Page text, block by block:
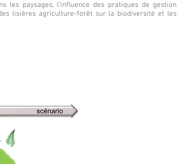
les paysages, l’influence des pratiques de gestion
lisières agriculture-forêt sur la biodiversité et les